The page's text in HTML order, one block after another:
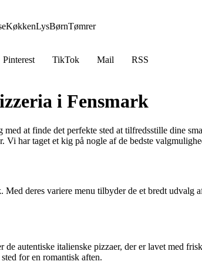
KøkkenLysBørnTømrer
Pinterest TikTok Mail
RSS
i Fensmark
at finde det perfekte sted at tilfredsstille dine
Vi har taget et kig på nogle af de bedste
deres variere menu tilbyder de et bredt
autentiske italienske pizzaer, der er lavet med
for en romantisk aften.